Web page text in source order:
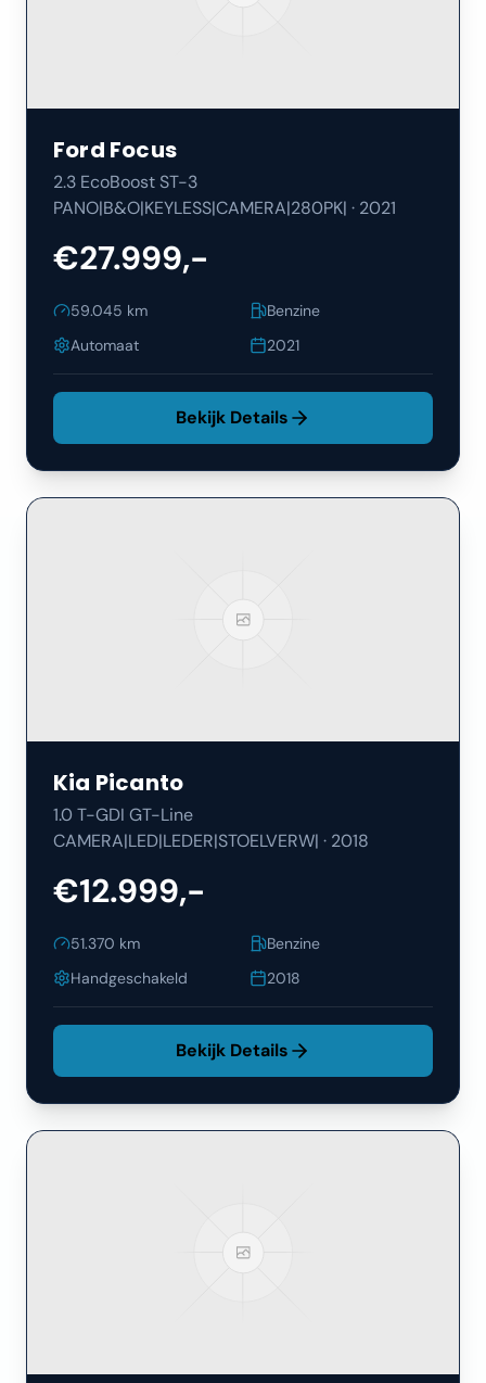
Ford Focus
2.3 EcoBoost ST-3
PANO|B&O|KEYLESS|CAMERA|280PK| · 2021
€27.999,-
59.045 km
Benzine
Automaat
2021
Bekijk Details
Kia Picanto
1.0 T-GDI GT-Line
CAMERA|LED|LEDER|STOELVERW| · 2018
€12.999,-
51.370 km
Benzine
Handgeschakeld
2018
Bekijk Details